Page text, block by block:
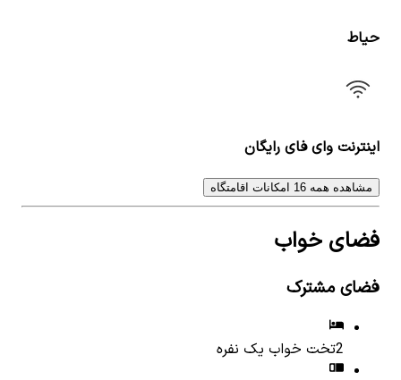
حیاط
اینترنت وای فای رایگان
مشاهده همه 16 امکانات اقامتگاه
فضای خواب
فضای مشترک
2تخت خواب یک نفره